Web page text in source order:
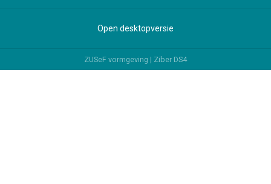
Open desktopversie
ZUSeF vormgeving | Ziber DS4